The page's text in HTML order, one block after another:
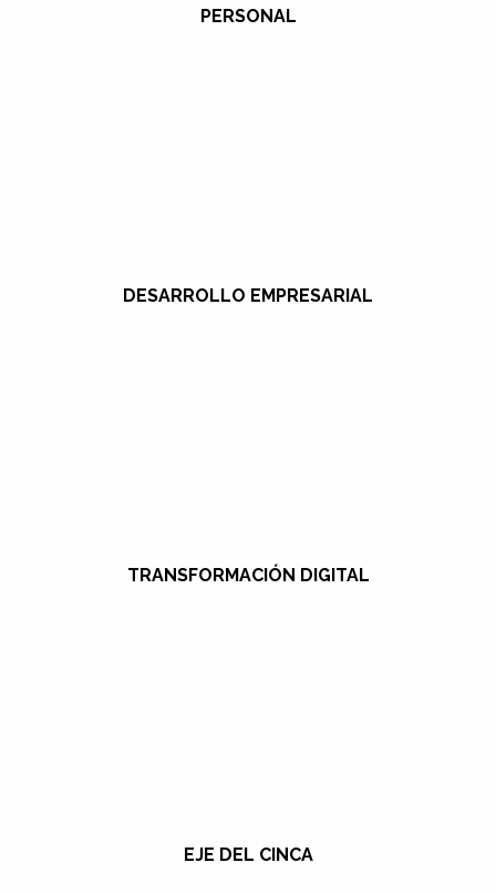
PERSONAL
DESARROLLO EMPRESARIAL
TRANSFORMACIÓN DIGITAL
EJE DEL CINCA